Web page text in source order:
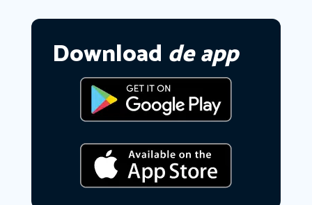
Download de app